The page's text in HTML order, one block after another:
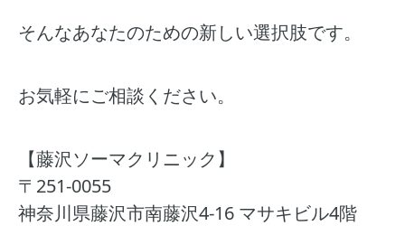
そんなあなたのための新しい選択肢です。
お気軽にご相談ください。
【藤沢ソーマクリニック】
〒251-0055
神奈川県藤沢市南藤沢4-16 マサキビル4階